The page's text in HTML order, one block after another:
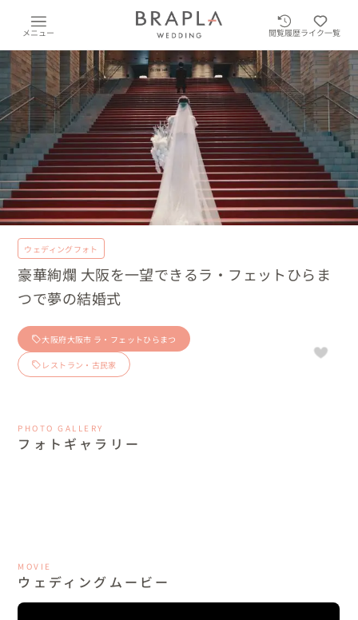
メニュー 閲覧履歴ライク一覧
ウェディングフォト
豪華絢爛 大阪を一望できるラ・フェットひらま
つで夢の結婚式
大阪府大阪市 ラ・フェットひらまつ
レストラン・古民家
PHOTO GALLERY
フォトギャラリー
MOVIE
ウェディングムービー